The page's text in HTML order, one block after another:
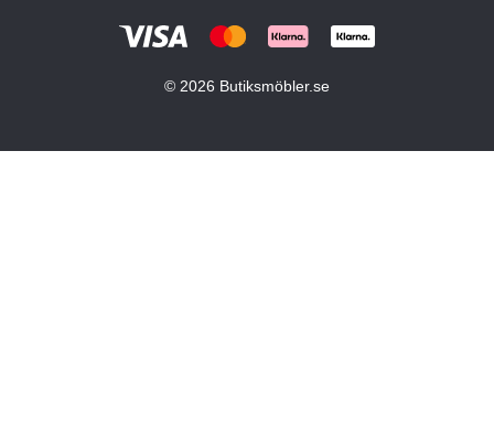
© 2026 Butiksmöbler.se